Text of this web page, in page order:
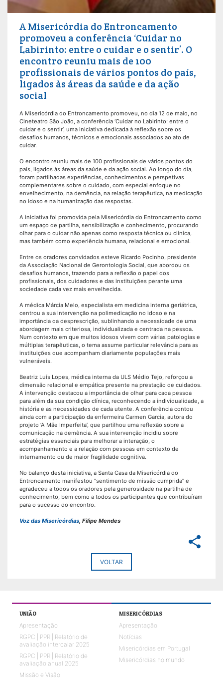
A Misericórdia do Entroncamento
promoveu a conferência ‘Cuidar no
Labirinto: entre o cuidar e o sentir’. O
encontro reuniu mais de 100
profissionais de vários pontos do país,
ligados às áreas da saúde e da ação
social
A Misericórdia do Entroncamento promoveu, no dia 12 de maio, no
Cineteatro São João, a conferência ‘Cuidar no Labirinto: entre o
cuidar e o sentir’, uma iniciativa dedicada à reflexão sobre os
desafios humanos, técnicos e emocionais associados ao ato de
cuidar.
O encontro reuniu mais de 100 profissionais de vários pontos do
país, ligados às áreas da saúde e da ação social. Ao longo do dia,
foram partilhadas experiências, conhecimentos e perspetivas
complementares sobre o cuidado, com especial enfoque no
envelhecimento, na demência, na relação terapêutica, na medicação
no idoso e na humanização das respostas.
A iniciativa foi promovida pela Misericórdia do Entroncamento como
um espaço de partilha, sensibilização e conhecimento, procurando
olhar para o cuidar não apenas como resposta técnica ou clínica,
mas também como experiência humana, relacional e emocional.
Entre os oradores convidados esteve Ricardo Pocinho, presidente
da Associação Nacional de Gerontologia Social, que abordou os
desafios humanos, trazendo para a reflexão o papel dos
profissionais, dos cuidadores e das instituições perante uma
sociedade cada vez mais envelhecida.
A médica Márcia Melo, especialista em medicina interna geriátrica,
centrou a sua intervenção na polimedicação no idoso e na
importância da desprescrição, sublinhando a necessidade de uma
abordagem mais criteriosa, individualizada e centrada na pessoa.
Num contexto em que muitos idosos vivem com várias patologias e
múltiplas terapêuticas, o tema assume particular relevância para as
instituições que acompanham diariamente populações mais
vulneráveis.
Beatriz Luís Lopes, médica interna da ULS Médio Tejo, reforçou a
dimensão relacional e empática presente na prestação de cuidados.
A intervenção destacou a importância de olhar para cada pessoa
para além da sua condição clínica, reconhecendo a individualidade, a
história e as necessidades de cada utente. A conferência contou
ainda com a participação da enfermeira Carmen Garcia, autora do
projeto ‘A Mãe Imperfeita’, que partilhou uma reflexão sobre a
comunicação na demência. A sua intervenção incidiu sobre
estratégias essenciais para melhorar a interação, o
acompanhamento e a relação com pessoas em contexto de
internamento ou de maior fragilidade cognitiva.
No balanço desta iniciativa, a Santa Casa da Misericórdia do
Entroncamento manifestou “sentimento de missão cumprida” e
agradeceu a todos os oradores pela generosidade na partilha de
conhecimento, bem como a todos os participantes que contribuíram
para o sucesso do encontro.
Voz das Misericórdias , Filipe Mendes
share
VOLTAR
UNIÃO
Apresentação
RGPC | PPR | Relatório de
avaliação intercalar 2025
RGPC | PPR | Relatório de
avaliação anual 2025
Missão e Visão
MISERICÓRDIAS
Apresentação
Notícias
Misericórdias em Portugal
Misericórdias no mundo